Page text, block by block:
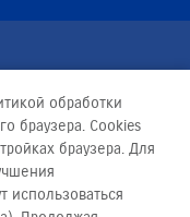
обработки
браузера. Cookies
браузера. Для
использоваться